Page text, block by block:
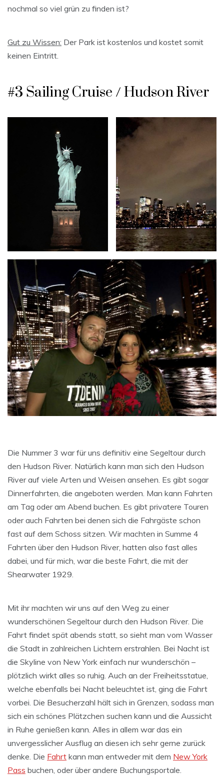
nochmal so viel grün zu finden ist?
Gut zu Wissen: Der Park ist kostenlos und kostet somit
keinen Eintritt.
#3 Sailing Cruise / Hudson River
Die Nummer 3 war für uns definitiv eine Segeltour durch
den Hudson River. Natürlich kann man sich den Hudson
River auf viele Arten und Weisen ansehen. Es gibt sogar
Dinnerfahrten, die angeboten werden. Man kann Fahrten
am Tag oder am Abend buchen. Es gibt privatere Touren
oder auch Fahrten bei denen sich die Fahrgäste schon
fast auf dem Schoss sitzen. Wir machten in Summe 4
Fahrten über den Hudson River, hatten also fast alles
dabei, und für mich, war die beste Fahrt, die mit der
Shearwater 1929.
Mit ihr machten wir uns auf den Weg zu einer
wunderschönen Segeltour durch den Hudson River. Die
Fahrt findet spät abends statt, so sieht man vom Wasser
die Stadt in zahlreichen Lichtern erstrahlen. Bei Nacht ist
die Skyline von New York einfach nur wunderschön –
plötzlich wirkt alles so ruhig. Auch an der Freiheitsstatue,
welche ebenfalls bei Nacht beleuchtet ist, ging die Fahrt
vorbei. Die Besucherzahl hält sich in Grenzen, sodass man
sich ein schönes Plätzchen suchen kann und die Aussicht
in Ruhe genießen kann. Alles in allem war das ein
unvergesslicher Ausflug an diesen ich sehr gerne zurück
denke. Die Fahrt kann man entweder mit dem New York
Pass buchen, oder über andere Buchungsportale.